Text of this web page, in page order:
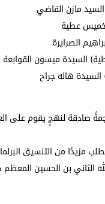
مازن القاضي
خميس عطية
الصرايرة
السيدة ميسون القوابعة
هاله جراح
صادقة لنهجٍ يقوم على
مزيدًا من التنسيق
الثاني بن الحسين